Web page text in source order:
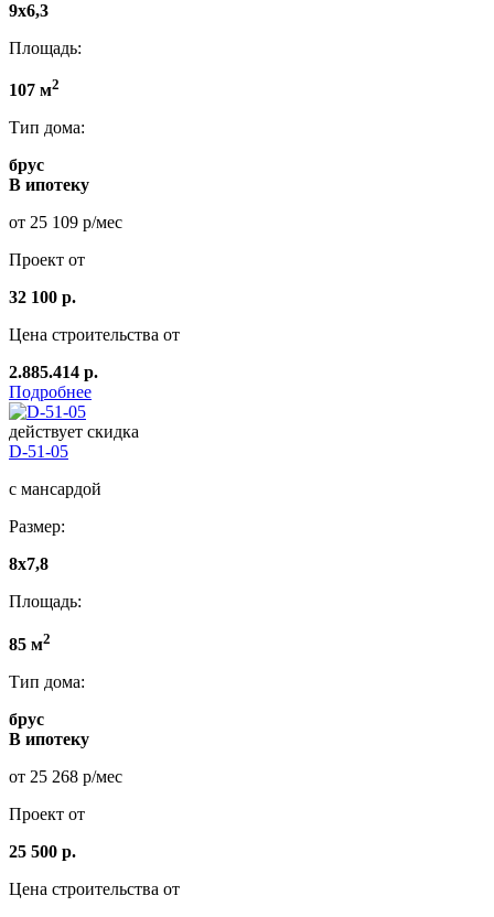
9x6,3
Площадь:
107 м2
Тип дома:
брус
В ипотеку
от 25 109 р/мес
Проект от
32 100 р.
Цена строительства от
2.885.414 р.
Подробнее
действует скидка
D-51-05
с мансардой
Размер:
8x7,8
Площадь:
85 м2
Тип дома:
брус
В ипотеку
от 25 268 р/мес
Проект от
25 500 р.
Цена строительства от